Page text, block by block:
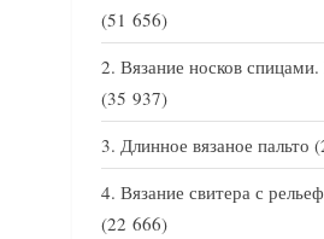
(51 656)
Вязание носков
(35 937)
Длинное вязаное пальто
Вязание свитера с
(22 666)